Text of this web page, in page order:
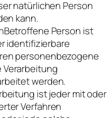
natürlichen Person
kann.
Person ist
identifizierbare
personenbezogene
Verarbeitung
werden.
ist jeder mit oder
Verfahren